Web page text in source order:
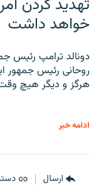
تهدید کردن
خواهد داشت
دونالد ترامپ رئیس
روحانی رئیس جمهور
هرگز و دیگر هیچ وقت
ادامه خبر
ارسال